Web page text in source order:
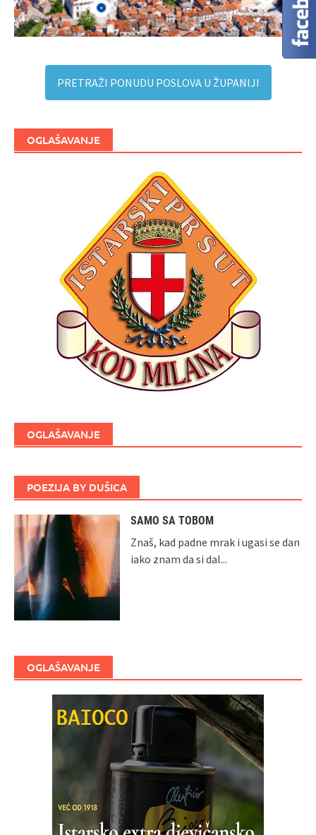
PRETRAŽI PONUDU POSLOVA U ŽUPANIJI
OGLAŠAVANJE
OGLAŠAVANJE
POEZIJA BY DUŠICA
SAMO SA TOBOM
Znaš, kad padne mrak i ugasi se dan
iako znam da si dal...
OGLAŠAVANJE